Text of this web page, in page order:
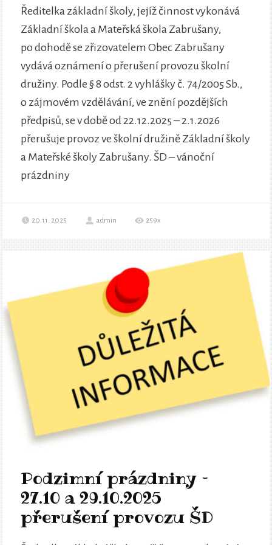
Ředitelka základní školy, jejíž činnost vykonává
Základní škola a Mateřská škola Zabrušany,
po dohodě se zřizovatelem Obec Zabrušany
vydává oznámení o přerušení provozu školní
družiny. Podle § 8 odst. 2 vyhlášky č. 74/2005 Sb.,
o zájmovém vzdělávání, ve znění pozdějších
předpisů, se v době od 22.12.2025 – 2.1.2026
přerušuje provoz ve školní družině Základní školy
a Mateřské školy Zabrušany. ŠD – vánoční
prázdniny
20.11. 2025 admin 259x
Podzimní prázdniny –
27.10 a 29.10.2025
přerušení provozu ŠD